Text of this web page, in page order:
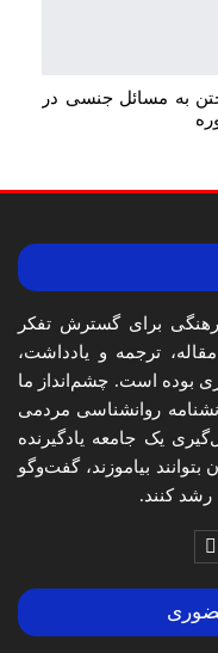
به مسائل جنسی در
برای گسترش تفکر
ترجمه و یادداشت،
بوده است. چشم‌انداز ما
روانشناسی مردمی
یک جامعه یادگیرنده
بیاموزند، گفت‌وگو
رشد کنند.